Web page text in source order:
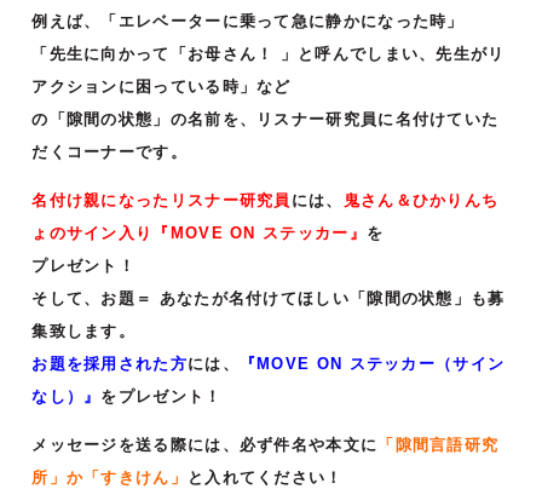
例えば、「エレベーターに乗って急に静かになった時」
「先生に向かって「お母さん！ 」と呼んでしまい、先生がリ
アクションに困っている時」など
の「隙間の状態」の名前を、リスナー研究員に名付けていた
だくコーナーです。
名付け親になったリスナー研究員 には、 鬼さん＆ひかりんち
ょのサイン入り『MOVE ON ステッカー』 を
プレゼント！
そして、お題＝ あなたが名付けてほしい「隙間の状態」も募
集致します。
お題を採用された方には、
『MOVE ON ステッカー（サイン
なし）』 をプレゼント！
メッセージを送る際には、必ず件名や本文に 「隙間言語研究
所」か「すきけん」
と入れてください！